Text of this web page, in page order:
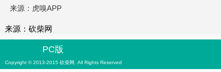
来源：虎嗅APP
来源：砍柴网
PC版
Copyright © 2013-2015 砍柴网. All Rights Reserved